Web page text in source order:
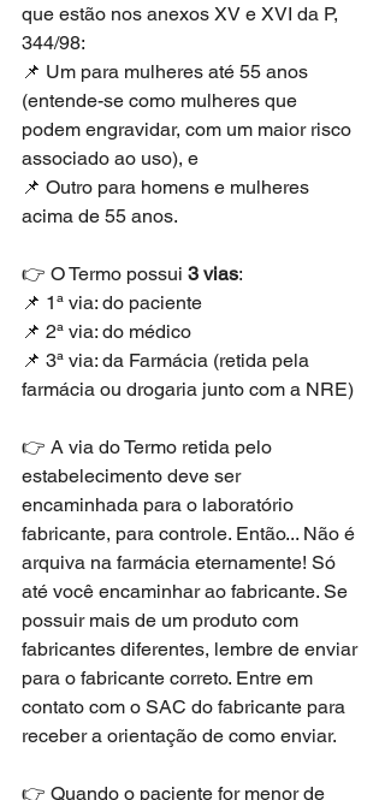
que estão nos anexos XV e XVI da P,
344/98:
📌 Um para mulheres até 55 anos
(entende-se como mulheres que
podem engravidar, com um maior risco
associado ao uso), e
📌 Outro para homens e mulheres
acima de 55 anos.
👉 O Termo possui 3 vias:
📌 1ª via: do paciente
📌 2ª via: do médico
📌 3ª via: da Farmácia (retida pela
farmácia ou drogaria junto com a NRE)
👉 A via do Termo retida pelo
estabelecimento deve ser
encaminhada para o laboratório
fabricante, para controle. Então... Não é
arquiva na farmácia eternamente! Só
até você encaminhar ao fabricante. Se
possuir mais de um produto com
fabricantes diferentes, lembre de enviar
para o fabricante correto. Entre em
contato com o SAC do fabricante para
receber a orientação de como enviar.
👉 Quando o paciente for menor de